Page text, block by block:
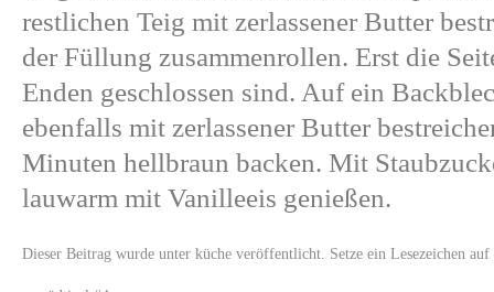
restlichen Teig mit zerlassener Butter
der Füllung zusammenrollen. Erst die
Enden geschlossen sind. Auf ein
ebenfalls mit zerlassener Butter
Minuten hellbraun backen. Mit
lauwarm mit Vanilleeis genießen.
Dieser Beitrag wurde unter küche veröffentlicht. Setze ein Lesezeichen